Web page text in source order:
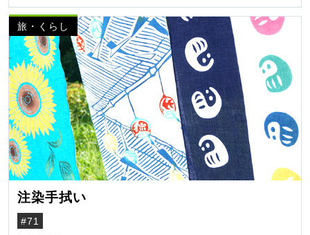
旅・くらし
注染手拭い
#71